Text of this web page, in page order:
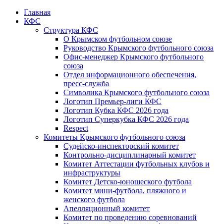
Главная
КФС
Структура КФС
О Крымском футбольном союзе
Руководство Крымского футбольного союза
Офис-менеджер Крымского футбольного
союза
Отдел информационного обеспечения,
пресс-служба
Символика Крымского футбольного союза
Логотип Премьер-лиги КФС
Логотип Кубка КФС 2026 года
Логотип Суперкубка КФС 2026 года
Respect
Комитеты Крымского футбольного союза
Судейско-инспекторский комитет
Контрольно-дисциплинарный комитет
Комитет Аттестации футбольных клубов и
инфраструктуры
Комитет Детско-юношеского футбола
Комитет мини-футбола, пляжного и
женского футбола
Апелляционный комитет
Комитет по проведению соревнований